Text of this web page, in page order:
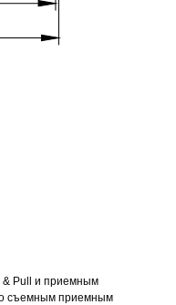
& Pull и приемным
съемным приемным